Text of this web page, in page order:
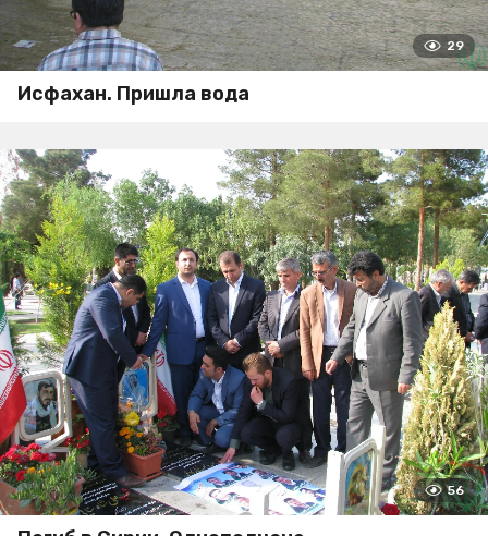
29
Исфахан. Пришла вода
56